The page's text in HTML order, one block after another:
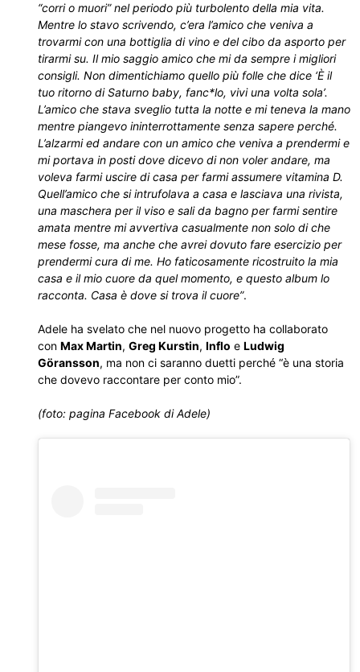
“corri o muori” nel periodo più turbolento della mia vita.
Mentre lo stavo scrivendo, c’era l’amico che veniva a
trovarmi con una bottiglia di vino e del cibo da asporto per
tirarmi su. Il mio saggio amico che mi da sempre i migliori
consigli. Non dimentichiamo quello più folle che dice ‘È il
tuo ritorno di Saturno baby, fanc*lo, vivi una volta sola’.
L’amico che stava sveglio tutta la notte e mi teneva la mano
mentre piangevo ininterrottamente senza sapere perché.
L’alzarmi ed andare con un amico che veniva a prendermi e
mi portava in posti dove dicevo di non voler andare, ma
voleva farmi uscire di casa per farmi assumere vitamina D.
Quell’amico che si intrufolava a casa e lasciava una rivista,
una maschera per il viso e sali da bagno per farmi sentire
amata mentre mi avvertiva casualmente non solo di che
mese fosse, ma anche che avrei dovuto fare esercizio per
prendermi cura di me. Ho faticosamente ricostruito la mia
casa e il mio cuore da quel momento, e questo album lo
racconta. Casa è dove si trova il cuore”.
Adele ha svelato che nel nuovo progetto ha collaborato
con Max Martin, Greg Kurstin, Inflo e Ludwig
Göransson, ma non ci saranno duetti perché “è una storia
che dovevo raccontare per conto mio”.
(foto: pagina Facebook di Adele)